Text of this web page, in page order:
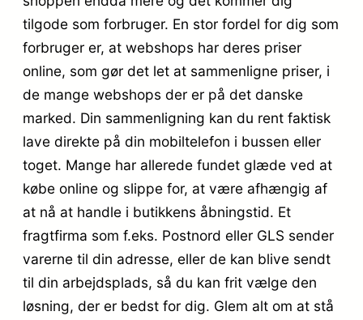
tilgode som forbruger. En stor fordel for dig som
forbruger er, at webshops har deres priser
online, som gør det let at sammenligne priser, i
de mange webshops der er på det danske
marked. Din sammenligning kan du rent faktisk
lave direkte på din mobiltelefon i bussen eller
toget. Mange har allerede fundet glæde ved at
købe online og slippe for, at være afhængig af
at nå at handle i butikkens åbningstid. Et
fragtfirma som f.eks. Postnord eller GLS sender
varerne til din adresse, eller de kan blive sendt
til din arbejdsplads, så du kan frit vælge den
løsning, der er bedst for dig. Glem alt om at stå